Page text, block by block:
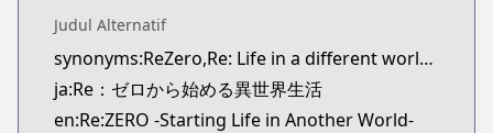
Judul Alternatif
synonyms:ReZero,Re: Life in a different world from zero
ja:Re：ゼロから始める異世界生活
en:Re:ZERO -Starting Life in Another World-